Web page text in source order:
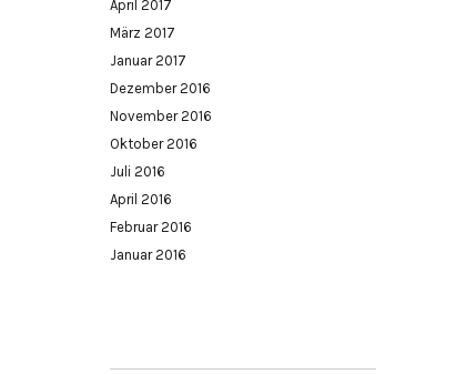
April 2017
März 2017
Januar 2017
Dezember 2016
November 2016
Oktober 2016
Juli 2016
April 2016
Februar 2016
Januar 2016